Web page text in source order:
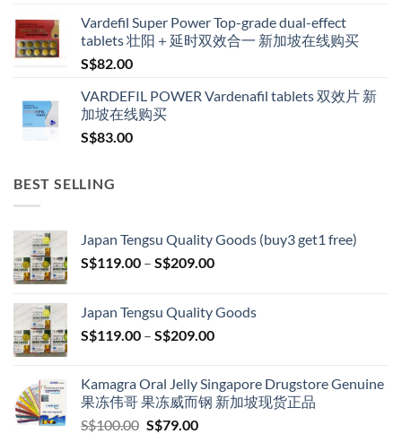
Vardefil Super Power Top-grade dual-effect
tablets 壮阳＋延时双效合一 新加坡在线购买
S$82.00
VARDEFIL POWER Vardenafil tablets 双效片 新
加坡在线购买
S$83.00
BEST SELLING
Japan Tengsu Quality Goods (buy3 get1 free)
S$119.00 – S$209.00Price
through
S$209.00
Japan Tengsu Quality Goods
S$119.00 – S$209.00Price
through
S$209.00
Kamagra Oral Jelly Singapore Drugstore Genuine
果冻伟哥 果冻威而钢 新加坡现货正品
S$100.00 Original
S$79.00Current